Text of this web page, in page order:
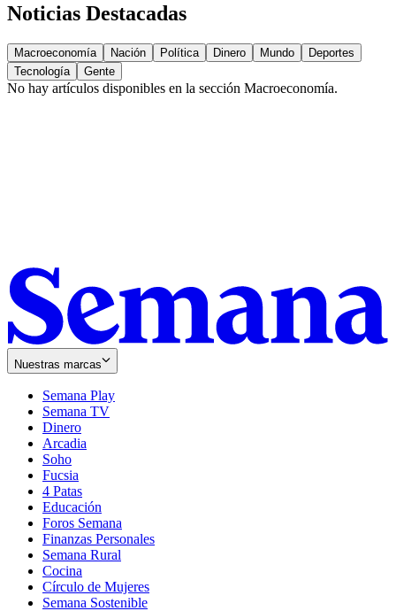
Noticias Destacadas
Macroeconomía Nación Política Dinero Mundo
Deportes
Tecnología
Gente
No hay artículos disponibles en la sección Macroeconomía.
Nuestras marcas
Semana Play
Semana TV
Dinero
Arcadia
Soho
in
new
window
Fucsia
in
new
window
4 Patas
Educación
Foros Semana
Finanzas Personales
Semana Rural
Cocina
Círculo de Mujeres
Semana Sostenible